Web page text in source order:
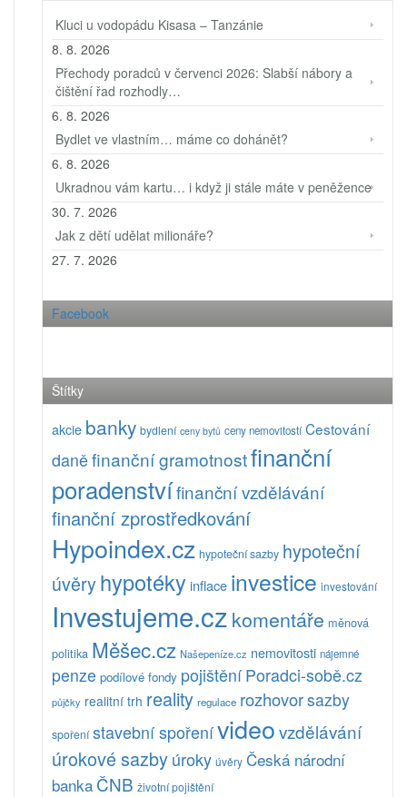
Kluci u vodopádu Kisasa – Tanzánie
8. 8. 2026
Přechody poradců v červenci 2026: Slabší nábory a
čištění řad rozhodly…
6. 8. 2026
Bydlet ve vlastním… máme co dohánět?
6. 8. 2026
Ukradnou vám kartu… i když ji stále máte v peněžence
30. 7. 2026
Jak z dětí udělat milionáře?
27. 7. 2026
Facebook
Štítky
akcie banky bydlení ceny bytů ceny nemovitostí Cestování
daněfinanční gramotnostfinanční
poradenstvífinanční vzdělávání
finanční zprostředkování
Hypoindex.cz hypoteční sazby hypoteční
úvěryhypotéky inflace investice investování
Investujeme.czkomentáře měnová
politika Měšec.cz Našepeníze.cz nemovitosti nájemné
penze podílové fondy pojištěníPoradci-sobě.cz
půjčky realitní trh reality regulace rozhovorsazby
spoření stavební spořenívideovzdělávání
úrokové sazbyúroky úvěry Česká národní
banka ČNB životní pojištění